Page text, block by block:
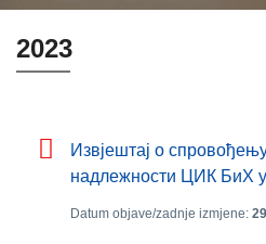
2023
Извјештај о
надлежности ЦИК БиХ
Datum objave/zadnje izmjene: